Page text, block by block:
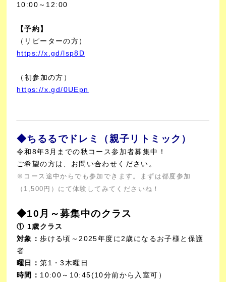
10:00～12:00
【予約】
（リピーターの方）
https://x.gd/lsp8D
https://x.gd/0UEpn
◆ちるるでドレミ（親子リトミック）
令和8年3月までの秋コース参加者募集中！
ご希望の方は、お問い合わせください。
※コース途中からでも参加できます。まずは都度参加
（1,500円）にて体験してみてくださいね！
◆10月～募集中のクラス
① 1歳クラス
対象：歩ける頃～2025年度に2歳になるお子様と保護
者
曜日：第1・3木曜日
時間： 10:00～10:45(10分前から入室可）